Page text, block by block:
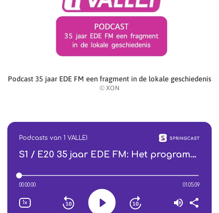
Podcast 35 jaar EDE FM een fragment in de lokale geschiedenis
© XON